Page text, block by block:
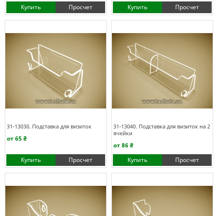
Купить
Просчет
Купить
Просчет
31-13030. Подставка для визиток
от 65 ₴
Купить Просчет
31-13040. Подставка для визиток на 2
ячейки
от 86 ₴
Купить
Просчет